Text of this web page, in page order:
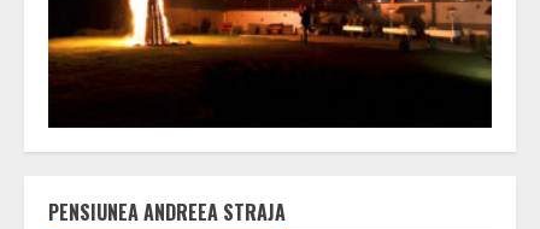
PENSIUNEA ANDREEA STRAJA